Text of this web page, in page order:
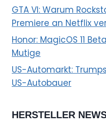
GTA VI: Warum
Premiere an Netflix
Honor: MagicOS 11
Mutige
US-Automarkt:
US-Autobauer
HERSTELLER